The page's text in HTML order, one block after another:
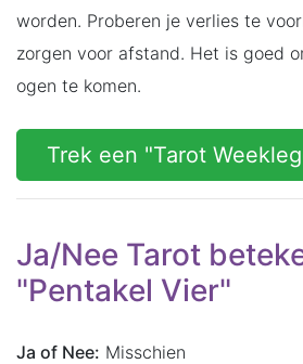
worden. Proberen je verlies te
zorgen voor afstand. Het is goed
ogen te komen.
Trek een "Tarot
Ja/Nee Tarot
"Pentakel Vier"
Ja of Nee: Misschien